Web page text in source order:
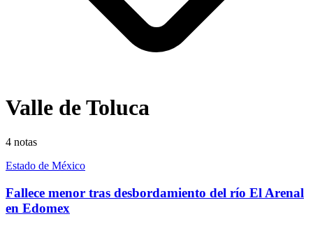
Valle de Toluca
4 notas
Estado de México
Fallece menor tras desbordamiento del río El Arenal
en Edomex